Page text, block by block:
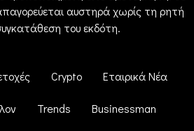
αυστηρά χωρίς τη ρητή
του εκδότη.
Crypto Εταιρικά Νέα
Trends Businessman